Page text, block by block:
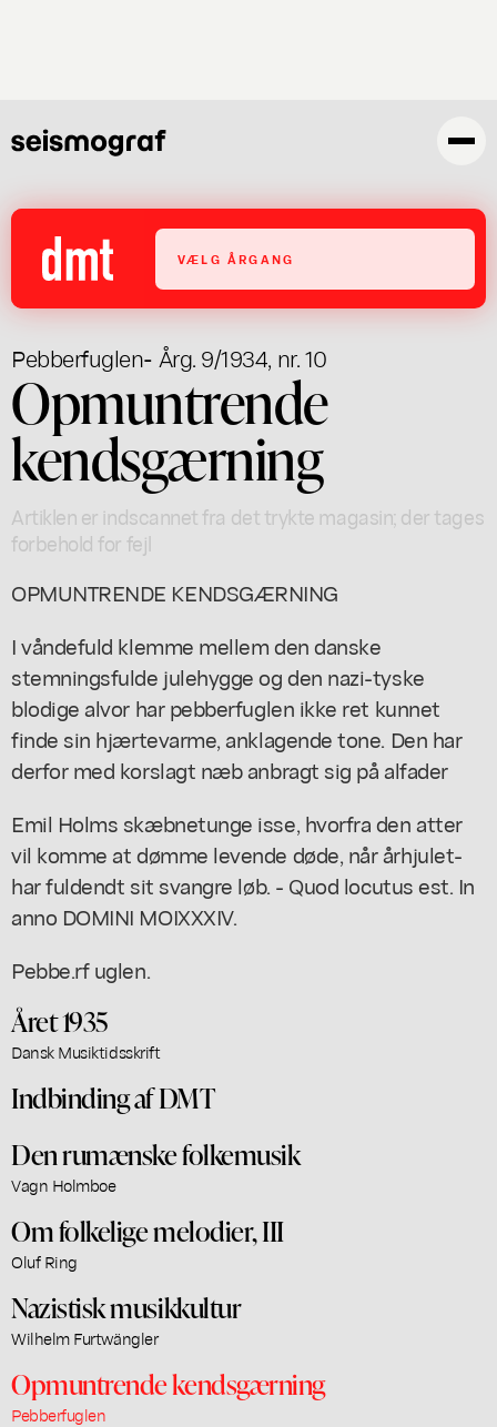
VÆLG ÅRGANG
Pebberfuglen- Årg. 9/1934, nr. 10
Opmuntrende
kendsgærning
Artiklen er indscannet fra det trykte magasin; der tages
forbehold for fejl
OPMUNTRENDE KENDSGÆRNING
I våndefuld klemme mellem den danske
stemningsfulde julehygge og den nazi-tyske
blodige alvor har pebberfuglen ikke ret kunnet
finde sin hjærtevarme, anklagende tone. Den har
derfor med korslagt næb anbragt sig på alfader
Emil Holms skæbnetunge isse, hvorfra den atter
vil komme at dømme levende døde, når århjulet-
har fuldendt sit svangre løb. - Quod locutus est. In
anno DOMINI MOIXXXIV.
Pebbe.rf uglen.
Året 1935
Dansk Musiktidsskrift
Indbinding af DMT
Den rumænske folkemusik
Vagn Holmboe
Om folkelige melodier, III
Oluf Ring
Nazistisk musikkultur
Wilhelm Furtwängler
Opmuntrende kendsgærning
Pebberfuglen